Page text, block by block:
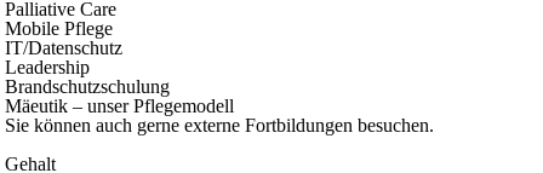
Palliative Care
Mobile Pflege
IT/Datenschutz
Leadership
Brandschutzschulung
Mäeutik – unser Pflegemodell
Sie können auch gerne externe Fortbildungen besuchen.
Gehalt